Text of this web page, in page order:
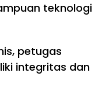
teknologi
petugas
integritas dan